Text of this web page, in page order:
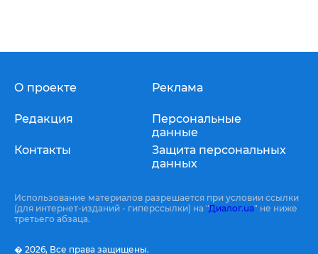
О проекте
Редакция
Контакты
Реклама
Персональные
данные
Защита персональных
данных
Использование материалов разрешается при условии ссылки
(для интернет-изданий - гиперссылки) на "Диалог.ua" не ниже
третьего абзаца.
� 2026, Все права защищены.